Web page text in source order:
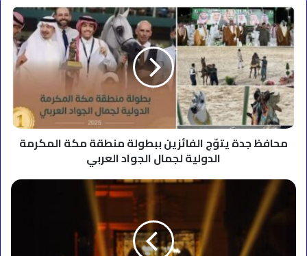
محافظ
جدة
يتوّج
الفائزين
ببطولة
منطقة
مكة
المكرمة
الدولية
لجمال
محافظ جدة يتوّج الفائزين ببطولة منطقة مكة المكرمة
الدولية لجمال الجواد العربي
بالصور